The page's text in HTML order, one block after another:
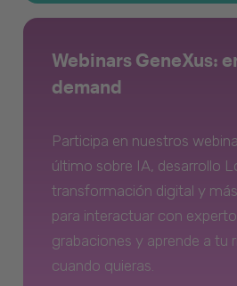
Webinars GeneXus:
demand
Participa en nuestros
último sobre IA, desarrollo
transformación digital y
para interactuar con
grabaciones y aprende a tu
cuando quieras.